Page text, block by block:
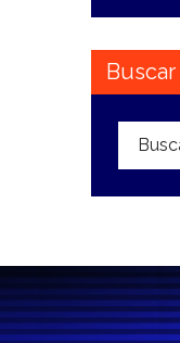
Buscar
Buscar: